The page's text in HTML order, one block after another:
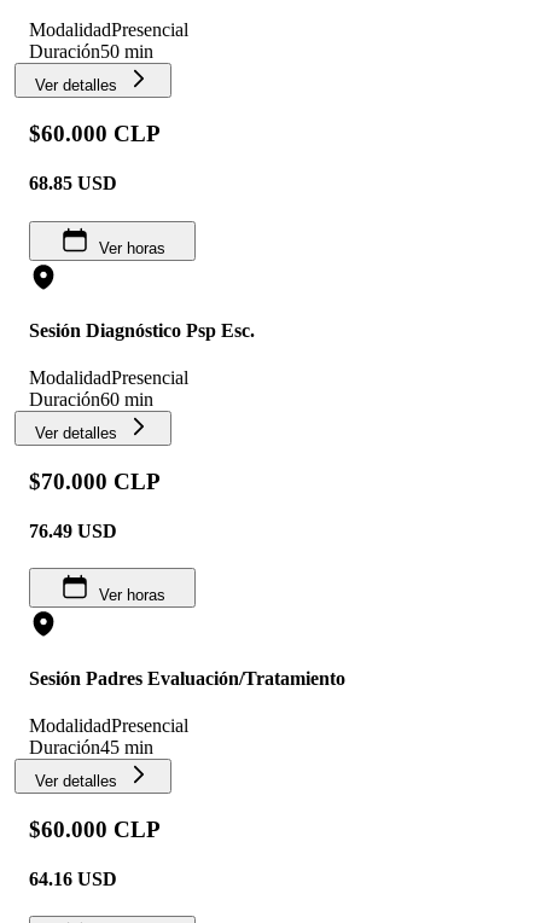
ModalidadPresencial
Duración50 min
Ver detalles
$60.000 CLP
68.85 USD
Ver horas
Sesión Diagnóstico Psp Esc.
ModalidadPresencial
Duración60 min
Ver detalles
$70.000 CLP
76.49 USD
Ver horas
Sesión Padres Evaluación/Tratamiento
ModalidadPresencial
Duración45 min
Ver detalles
$60.000 CLP
64.16 USD